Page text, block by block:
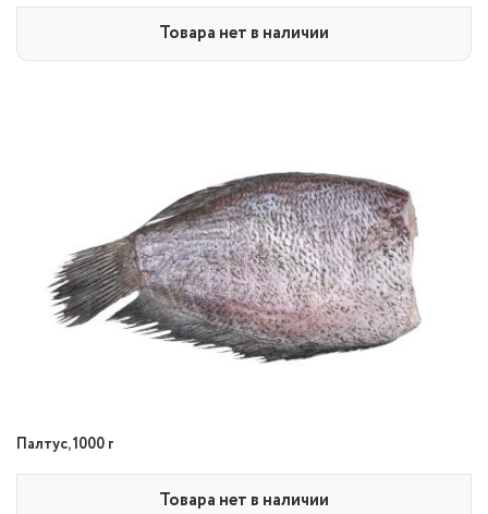
Товара нет в наличии
Палтус, 1000 г
Товара нет в наличии